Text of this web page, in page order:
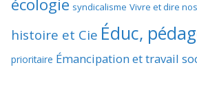
écologie syndicalisme Vivre et dire
histoire et Cie Éduc,
prioritaire Émancipation et travail